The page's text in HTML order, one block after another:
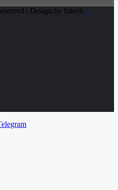
| Design by Intech .